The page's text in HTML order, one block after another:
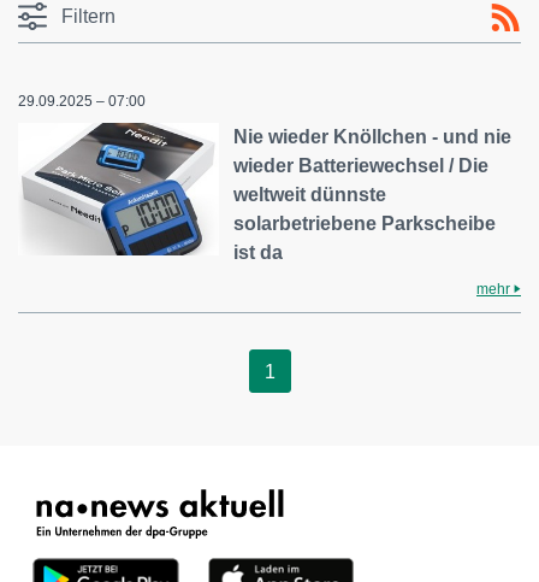
Filtern
29.09.2025 – 07:00
Nie wieder Knöllchen - und nie
wieder Batteriewechsel / Die
weltweit dünnste
solarbetriebene Parkscheibe
ist da
mehr
1